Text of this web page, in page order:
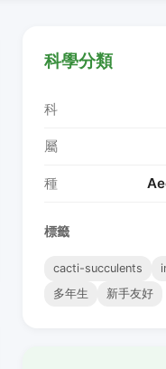
科學分類
科
屬
種
標籤
cacti-succulents
多年生
新手友好